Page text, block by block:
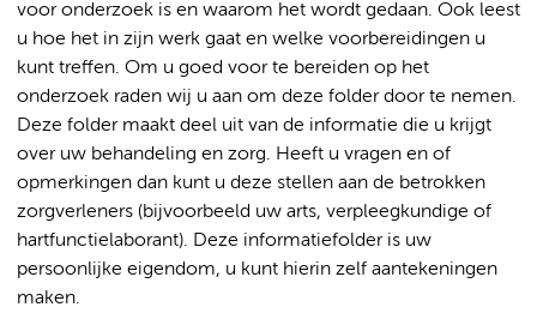
voor onderzoek is en waarom het wordt gedaan. Ook leest
u hoe het in zijn werk gaat en welke voorbereidingen u
kunt treffen. Om u goed voor te bereiden op het
onderzoek raden wij u aan om deze folder door te nemen.
Deze folder maakt deel uit van de informatie die u krijgt
over uw behandeling en zorg. Heeft u vragen en of
opmerkingen dan kunt u deze stellen aan de betrokken
zorgverleners (bijvoorbeeld uw arts, verpleegkundige of
hartfunctielaborant). Deze informatiefolder is uw
persoonlijke eigendom, u kunt hierin zelf aantekeningen
maken.